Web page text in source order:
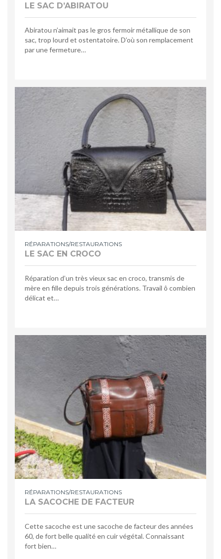
LE SAC D’ABIRATOU
Abiratou n’aimait pas le gros fermoir métallique de son
sac, trop lourd et ostentatoire. D’où son remplacement
par une fermeture…
RÉPARATIONS/RESTAURATIONS
LE SAC EN CROCO
Réparation d’un très vieux sac en croco, transmis de
mère en fille depuis trois générations. Travail ô combien
délicat et…
RÉPARATIONS/RESTAURATIONS
LA SACOCHE DE FACTEUR
Cette sacoche est une sacoche de facteur des années
60, de fort belle qualité en cuir végétal. Connaissant
fort bien…